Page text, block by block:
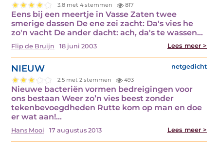
3.8 met 4 stemmen 817
Eens bij een meertje in Vasse Zaten twee
smerige dassen De ene zei zacht: Da's vies he
zo'n vacht De ander dacht: ach, da's te wassen…
Flip de Bruijn 18 juni 2003 Lees meer >
NIEUW netgedicht
2.5 met 2 stemmen 493
Nieuwe bacteriën vormen bedreigingen voor
ons bestaan Weer zo’n vies beest zonder
tekenbevoegdheden Rutte kom op man en doe
er wat aan!…
Hans Mooi 17 augustus 2013 Lees meer >